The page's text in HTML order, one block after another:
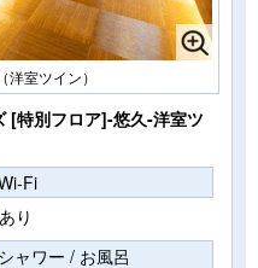
室ツイン）
[特別フロア]-悠久-洋室ツ
Fi
あり
シャワー / お風呂